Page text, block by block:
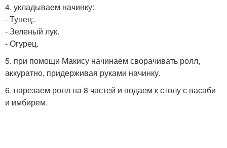
4. укладываем начинку:
- Тунец;.
- Зеленый лук.
- Огурец.
5. при помощи Макису начинаем сворачивать ролл,
аккуратно, придерживая руками начинку.
6. нарезаем ролл на 8 частей и подаем к столу с васаби
и имбирем.